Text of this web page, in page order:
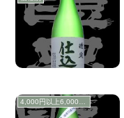
4,000円以上6,000円未満